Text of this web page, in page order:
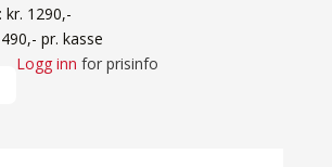
kr. 1290,-
pr. kasse
Logg inn for prisinfo